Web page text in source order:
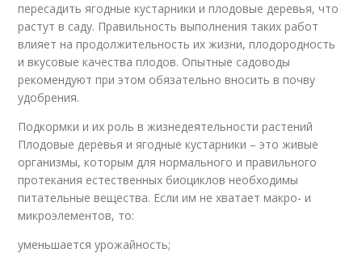
пересадить ягодные кустарники и плодовые деревья, что
растут в саду. Правильность выполнения таких работ
влияет на продолжительность их жизни, плодородность
и вкусовые качества плодов. Опытные садоводы
рекомендуют при этом обязательно вносить в почву
удобрения.
Подкормки и их роль в жизнедеятельности растений
Плодовые деревья и ягодные кустарники – это живые
организмы, которым для нормального и правильного
протекания естественных биоциклов необходимы
питательные вещества. Если им не хватает макро- и
микроэлементов, то:
уменьшается урожайность;